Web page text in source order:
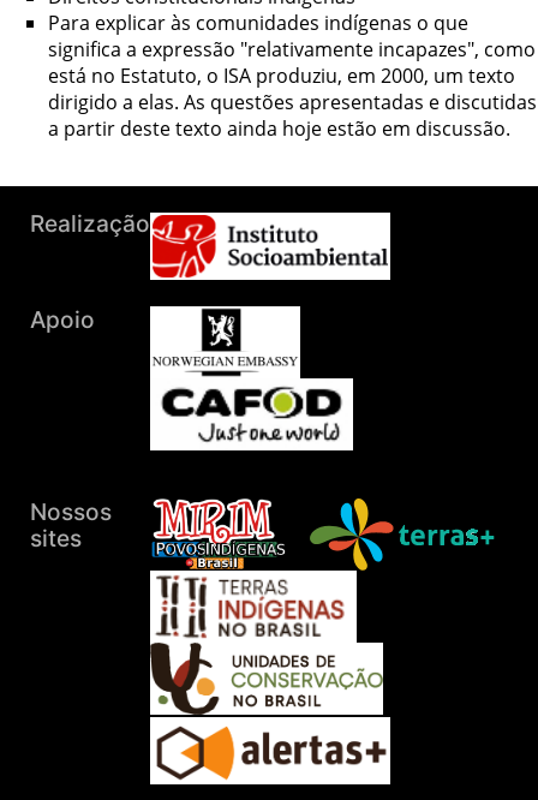
Para explicar às comunidades indígenas o que
significa a expressão "relativamente incapazes", como
está no Estatuto, o ISA produziu, em 2000, um texto
dirigido a elas. As questões apresentadas e discutidas
a partir deste texto ainda hoje estão em discussão.